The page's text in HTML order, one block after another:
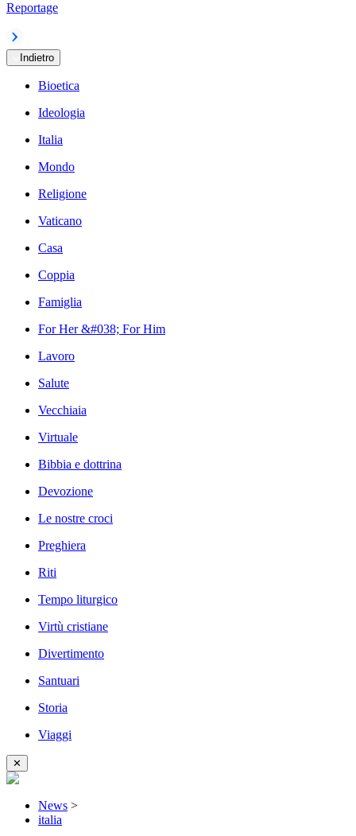
Reportage
Indietro
Bioetica
Ideologia
Italia
Mondo
Religione
Vaticano
Casa
Coppia
Famiglia
For Her &#038; For Him
Lavoro
Salute
Vecchiaia
Virtuale
Bibbia e dottrina
Devozione
Le nostre croci
Preghiera
Riti
Tempo liturgico
Virtù cristiane
Divertimento
Santuari
Storia
Viaggi
✕
News >
italia